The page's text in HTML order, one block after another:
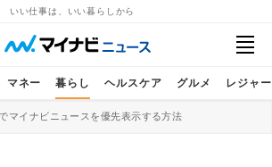
いい仕事は、いい暮らしから
マネー 暮らし ヘルスケア グルメ レジャー
マイナビニュースを優先表示する方法